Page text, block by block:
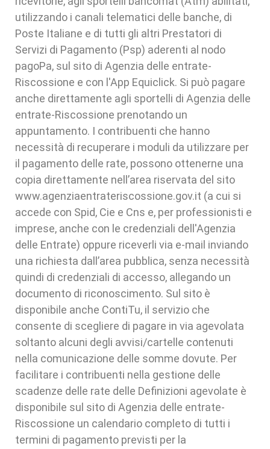
utilizzando i canali telematici delle banche, di
Poste Italiane e di tutti gli altri Prestatori di
Servizi di Pagamento (Psp) aderenti al nodo
pagoPa, sul sito di Agenzia delle entrate-
Riscossione e con l'App Equiclick. Si può pagare
anche direttamente agli sportelli di Agenzia delle
entrate-Riscossione prenotando un
appuntamento. I contribuenti che hanno
necessità di recuperare i moduli da utilizzare per
il pagamento delle rate, possono ottenerne una
copia direttamente nell’area riservata del sito
www.agenziaentrateriscossione.gov.it (a cui si
accede con Spid, Cie e Cns e, per professionisti e
imprese, anche con le credenziali dell'Agenzia
delle Entrate) oppure riceverli via e-mail inviando
una richiesta dall’area pubblica, senza necessità
quindi di credenziali di accesso, allegando un
documento di riconoscimento. Sul sito è
disponibile anche ContiTu, il servizio che
consente di scegliere di pagare in via agevolata
soltanto alcuni degli avvisi/cartelle contenuti
nella comunicazione delle somme dovute. Per
facilitare i contribuenti nella gestione delle
scadenze delle rate delle Definizioni agevolate è
disponibile sul sito di Agenzia delle entrate-
Riscossione un calendario completo di tutti i
termini di pagamento previsti per la